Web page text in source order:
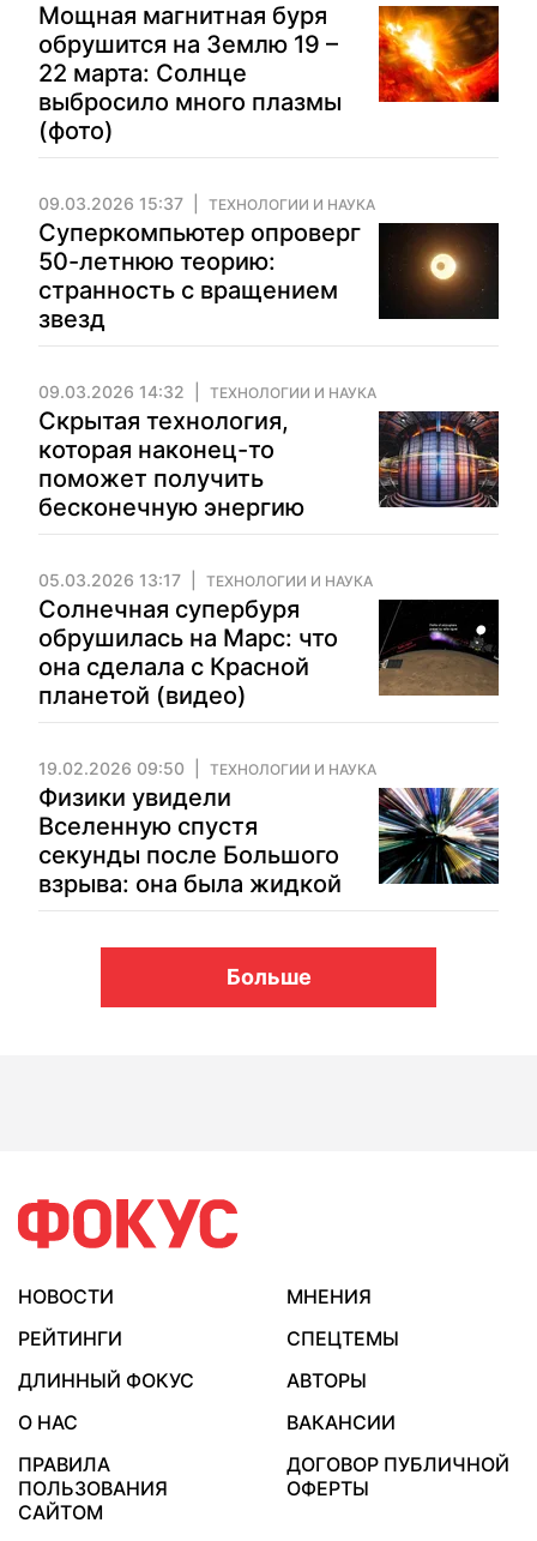
Мощная магнитная буря
обрушится на Землю 19 –
22 марта: Солнце
выбросило много плазмы
(фото)
09.03.2026 15:37 ТЕХНОЛОГИИ И НАУКА
Суперкомпьютер опроверг
50-летнюю теорию:
странность с вращением
звезд
09.03.2026 14:32 ТЕХНОЛОГИИ И НАУКА
Скрытая технология,
которая наконец-то
поможет получить
бесконечную энергию
05.03.2026 13:17 ТЕХНОЛОГИИ И НАУКА
Солнечная супербуря
обрушилась на Марс: что
она сделала с Красной
планетой (видео)
19.02.2026 09:50 ТЕХНОЛОГИИ И НАУКА
Физики увидели
Вселенную спустя
секунды после Большого
взрыва: она была жидкой
Больше
НОВОСТИ
МНЕНИЯ
РЕЙТИНГИ
СПЕЦТЕМЫ
ДЛИННЫЙ ФОКУС
АВТОРЫ
О НАС
ВАКАНСИИ
ПРАВИЛА
ПОЛЬЗОВАНИЯ
САЙТОМ
ДОГОВОР ПУБЛИЧНОЙ
ОФЕРТЫ